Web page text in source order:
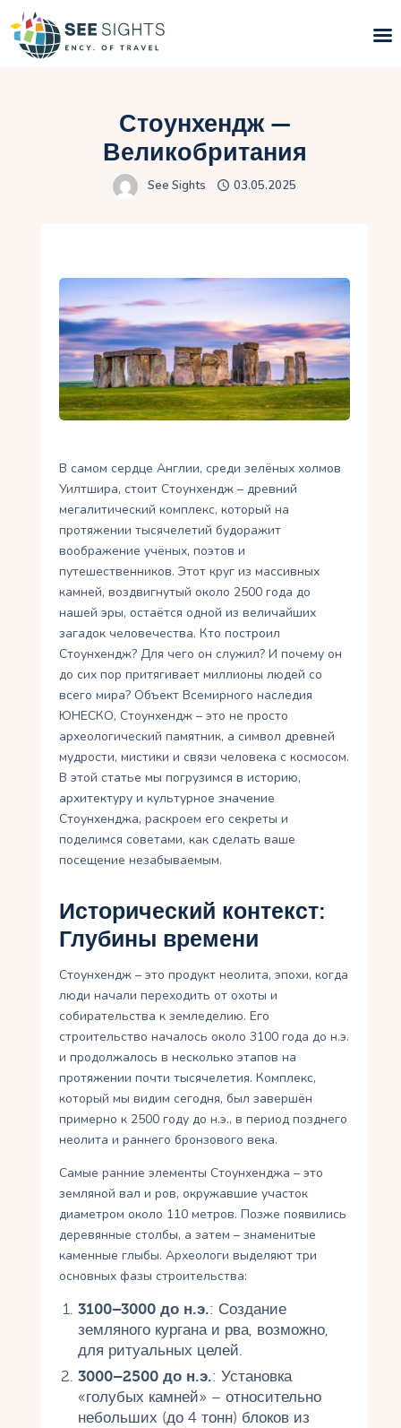
Горящие туры
Типы Туров
Инфо
Блог
Контакты
Укр
Стоунхендж —
Великобритания
See Sights 03.05.2025
В самом сердце Англии, среди зелёных холмов
Уилтшира, стоит Стоунхендж – древний
мегалитический комплекс, который на
протяжении тысячелетий будоражит
воображение учёных, поэтов и
путешественников. Этот круг из массивных
камней, воздвигнутый около 2500 года до
нашей эры, остаётся одной из величайших
загадок человечества. Кто построил
Стоунхендж? Для чего он служил? И почему он
до сих пор притягивает миллионы людей со
всего мира? Объект Всемирного наследия
ЮНЕСКО, Стоунхендж – это не просто
археологический памятник, а символ древней
мудрости, мистики и связи человека с космосом.
В этой статье мы погрузимся в историю,
архитектуру и культурное значение
Стоунхенджа, раскроем его секреты и
поделимся советами, как сделать ваше
посещение незабываемым.
Исторический контекст:
Глубины времени
Стоунхендж – это продукт неолита, эпохи, когда
люди начали переходить от охоты и
собирательства к земледелию. Его
строительство началось около 3100 года до н.э.
и продолжалось в несколько этапов на
протяжении почти тысячелетия. Комплекс,
который мы видим сегодня, был завершён
примерно к 2500 году до н.э., в период позднего
неолита и раннего бронзового века.
Самые ранние элементы Стоунхенджа – это
земляной вал и ров, окружавшие участок
диаметром около 110 метров. Позже появились
деревянные столбы, а затем – знаменитые
каменные глыбы. Археологи выделяют три
основных фазы строительства:
3100–3000 до н.э.: Создание
земляного кургана и рва, возможно,
для ритуальных целей.
3000–2500 до н.э.: Установка
«голубых камней» – относительно
небольших (до 4 тонн) блоков из